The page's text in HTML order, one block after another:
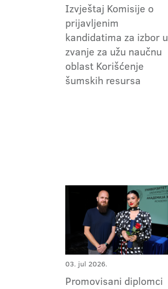
Izvještaj Komisije o
prijavljenim
kandidatima za izbor u
zvanje za užu naučnu
oblast Korišćenje
šumskih resursa
03. jul 2026.
Promovisani diplomci